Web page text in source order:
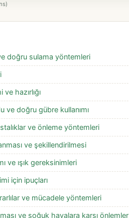
doğru sulama yöntemleri
hazırlığı
ve doğru gübre kullanımı
ve önleme yöntemleri
ve şekillendirilmesi
ve ışık gereksinimleri
için ipuçları
ve mücadele yöntemleri
ve soğuk havalara karşı önlemler